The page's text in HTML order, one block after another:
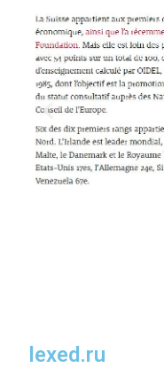
lexed.ru